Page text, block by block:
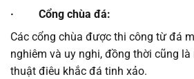
· Cổng chùa đá:
Các cổng chùa được thi công từ đá
nghiêm và uy nghi, đồng thời cũng là
thuật điêu khắc đá tinh xảo.